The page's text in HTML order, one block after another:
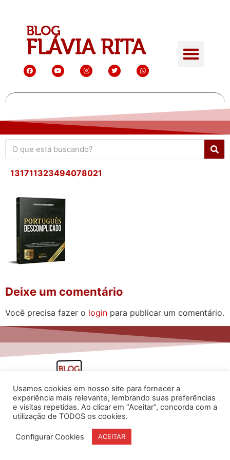
131711323494078021
Deixe um comentário
Você precisa fazer o login para publicar um comentário.
www.flaviarita.com
Flávia Rita Cursos Online
Usamos cookies em nosso site para fornecer a
experiência mais relevante, lembrando suas preferências
e visitas repetidas. Ao clicar em “Aceitar”, concorda com a
utilização de TODOS os cookies.
Configurar Cookies ACEITAR